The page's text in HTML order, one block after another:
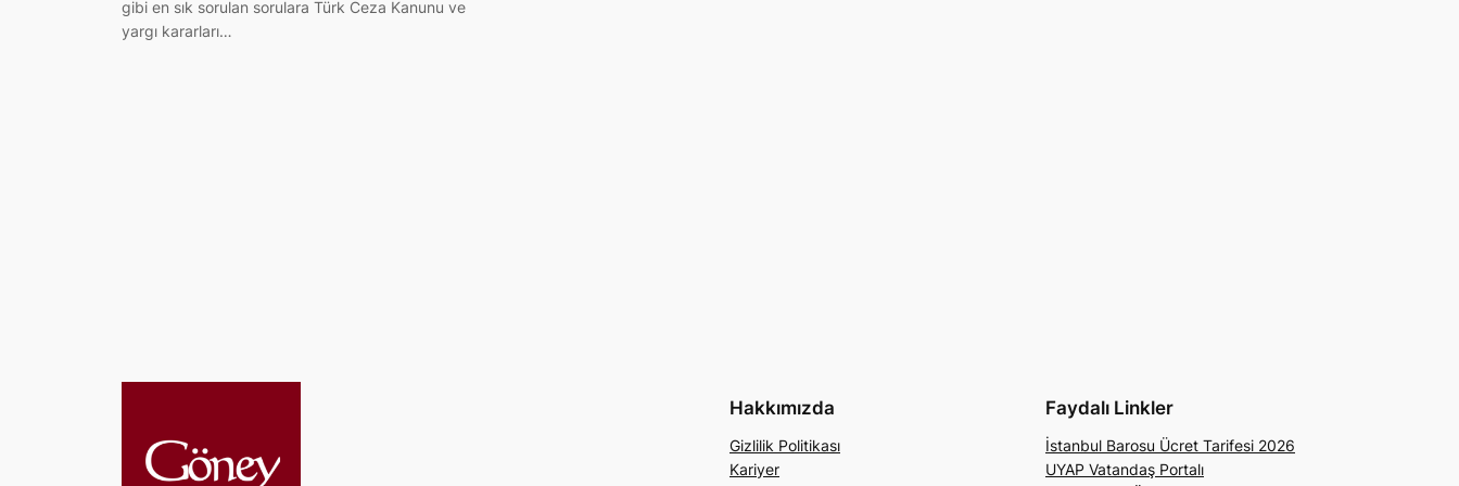
gibi en sık sorulan sorulara Türk Ceza Kanunu ve
yargı kararları…
Hakkımızda
Gizlilik Politikası
Kariyer
Faydalı Linkler
İstanbul Barosu Ücret Tarifesi 2026
UYAP Vatandaş Portalı